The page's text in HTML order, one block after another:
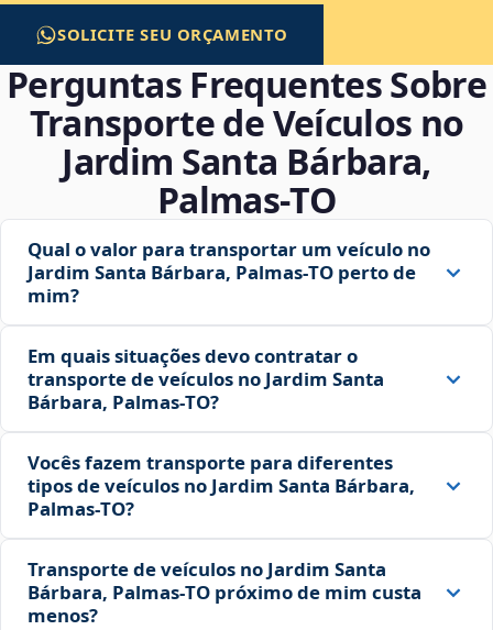
SOLICITE SEU ORÇAMENTO
Perguntas Frequentes Sobre
Transporte de Veículos no
Jardim Santa Bárbara,
Palmas‑TO
Qual o valor para transportar um veículo no
Jardim Santa Bárbara, Palmas‑TO perto de
mim?
Em quais situações devo contratar o
transporte de veículos no Jardim Santa
Bárbara, Palmas‑TO?
Vocês fazem transporte para diferentes
tipos de veículos no Jardim Santa Bárbara,
Palmas‑TO?
Transporte de veículos no Jardim Santa
Bárbara, Palmas‑TO próximo de mim custa
menos?